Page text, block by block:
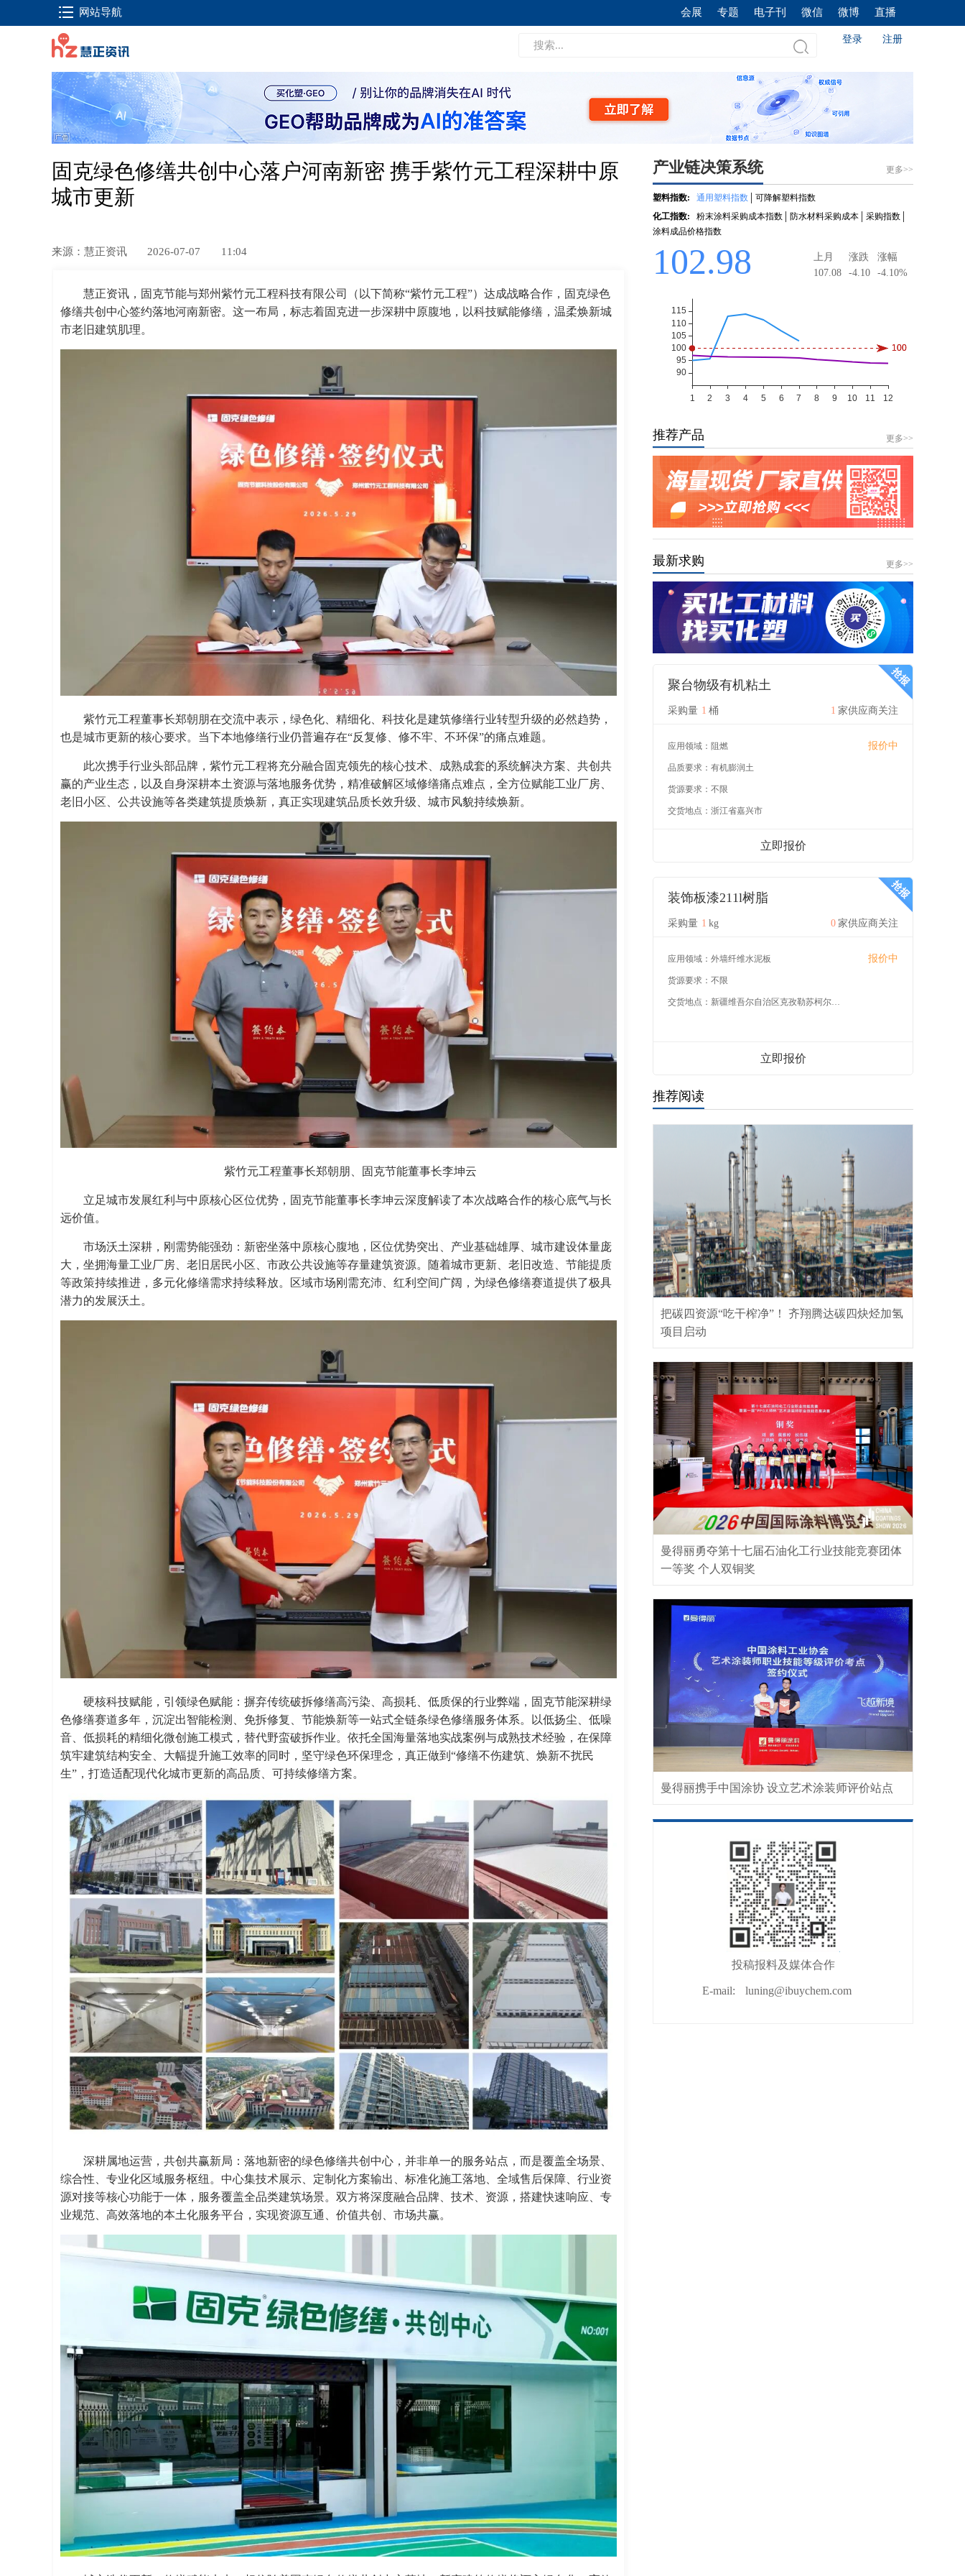
网站导航 会展 专题 电子刊 微信 微博 直播
登录 注册
固克绿色修缮共创中心落户河南新密 携手紫竹元工程深耕中原
城市更新
来源：慧正资讯 2026-07-07 11:04
慧正资讯，固克节能与郑州紫竹元工程科技有限公司（以下简称“紫竹元工程”）达成战略合作，固克绿色
修缮共创中心签约落地河南新密。这一布局，标志着固克进一步深耕中原腹地，以科技赋能修缮，温柔焕新城
市老旧建筑肌理。
紫竹元工程董事长郑朝朋在交流中表示，绿色化、精细化、科技化是建筑修缮行业转型升级的必然趋势，
也是城市更新的核心要求。当下本地修缮行业仍普遍存在“反复修、修不牢、不环保”的痛点难题。
此次携手行业头部品牌，紫竹元工程将充分融合固克领先的核心技术、成熟成套的系统解决方案、共创共
赢的产业生态，以及自身深耕本土资源与落地服务优势，精准破解区域修缮痛点难点，全方位赋能工业厂房、
老旧小区、公共设施等各类建筑提质焕新，真正实现建筑品质长效升级、城市风貌持续焕新。
紫竹元工程董事长郑朝朋、固克节能董事长李坤云
立足城市发展红利与中原核心区位优势，固克节能董事长李坤云深度解读了本次战略合作的核心底气与长
远价值。
市场沃土深耕，刚需势能强劲：新密坐落中原核心腹地，区位优势突出、产业基础雄厚、城市建设体量庞
大，坐拥海量工业厂房、老旧居民小区、市政公共设施等存量建筑资源。随着城市更新、老旧改造、节能提质
等政策持续推进，多元化修缮需求持续释放。区域市场刚需充沛、红利空间广阔，为绿色修缮赛道提供了极具
潜力的发展沃土。
硬核科技赋能，引领绿色赋能：摒弃传统破拆修缮高污染、高损耗、低质保的行业弊端，固克节能深耕绿
色修缮赛道多年，沉淀出智能检测、免拆修复、节能焕新等一站式全链条绿色修缮服务体系。以低扬尘、低噪
音、低损耗的精细化微创施工模式，替代野蛮破拆作业。依托全国海量落地实战案例与成熟技术经验，在保障
筑牢建筑结构安全、大幅提升施工效率的同时，坚守绿色环保理念，真正做到“修缮不伤建筑、焕新不扰民
生”，打造适配现代化城市更新的高品质、可持续修缮方案。
深耕属地运营，共创共赢新局：落地新密的绿色修缮共创中心，并非单一的服务站点，而是覆盖全场景、
综合性、专业化区域服务枢纽。中心集技术展示、定制化方案输出、标准化施工落地、全域售后保障、行业资
源对接等核心功能于一体，服务覆盖全品类建筑场景。双方将深度融合品牌、技术、资源，搭建快速响应、专
业规范、高效落地的本土化服务平台，实现资源互通、价值共创、市场共赢。
推荐产品 更多>>
最新求购 更多>>
聚台物级有机粘土
采购量 1 桶 1 家供应商关注
应用领域： 阻燃 报价中
品质要求： 有机膨润土
货源要求： 不限
交货地点： 浙江省嘉兴市
立即报价
装饰板漆211l树脂
采购量 1 kg 0 家供应商关注
应用领域： 外墙纤维水泥板 报价中
货源要求： 不限
交货地点： 新疆维吾尔自治区克孜勒苏柯尔克孜自治州
立即报价
推荐阅读
把碳四资源“吃干榨净”！ 齐翔腾达碳四炔烃加氢
项目启动
曼得丽勇夺第十七届石油化工行业技能竞赛团体
一等奖 个人双铜奖
曼得丽携手中国涂协 设立艺术涂装师评价站点
投稿报料及媒体合作
E-mail: luning@ibuychem.com